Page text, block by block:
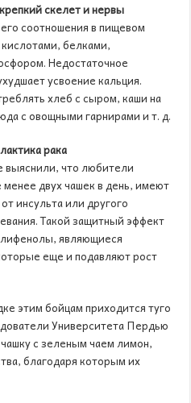
скелет и нервы
соотношения в пищевом
белками,
Недостаточное
усвоение кальция.
хлеб с сыром, каши на
с овощными гарнирами и т. д.
рака
выяснили, что любители
двух чашек в день, имеют
инсульта или другого
Такой защитный эффект
являющиеся
еще и подавляют рост
этим бойцам приходится туго
Университета Пердью
с зеленым чаем лимон,
благодаря которым их